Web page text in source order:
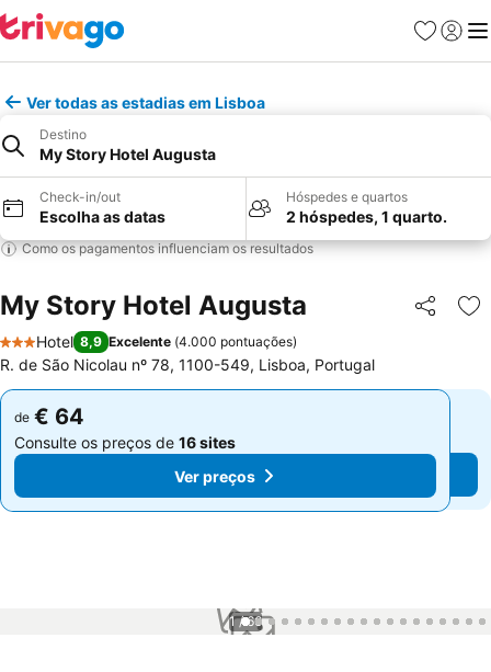
Favoritos
Iniciar
Ver todas as estadias em Lisboa
Destino
My Story Hotel Augusta
Check-in/out
Escolha as datas
Hóspedes e quartos
2 hóspedes, 1 quarto.
Como os pagamentos influenciam os resultados
My Story Hotel Augusta Partilhar
3 Estrelas
Hotel 8,9 Excelente (4.000 pontuações)
R. de São Nicolau nº 78, 1100-549, Lisboa, Portugal
de € 64
Consulte os preços de 16 sites
Ver preços
de € 64
Consulte os preços de 16 sites
Ver preços
1 / 66